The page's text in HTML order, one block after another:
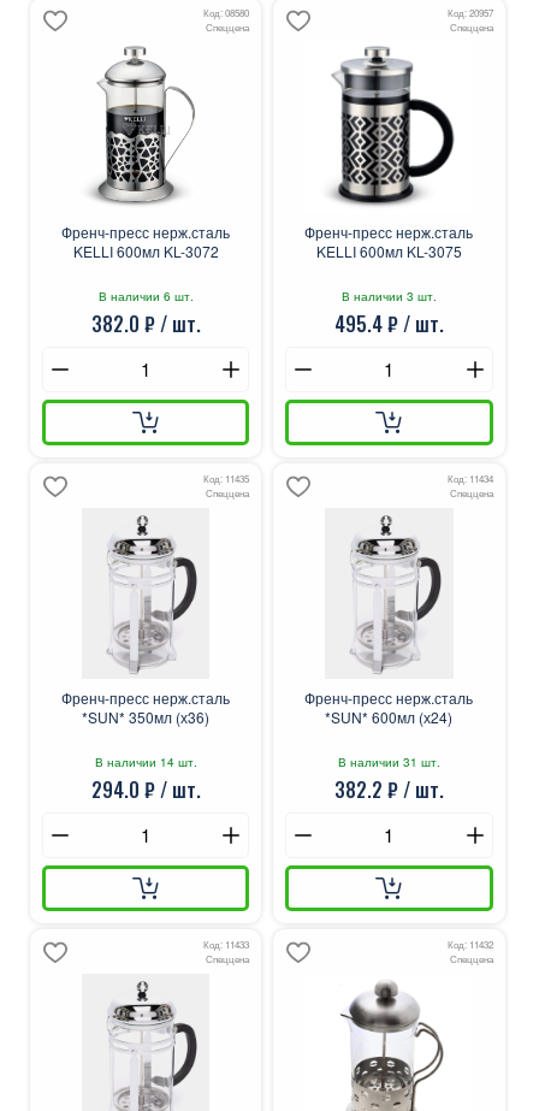
Код: 08580
Спеццена
Френч-пресс нерж.сталь
KELLI 600мл KL-3072
В наличии 6 шт.
382.0 ₽ / шт.
Код: 20957
Спеццена
Френч-пресс нерж.сталь
KELLI 600мл KL-3075
В наличии 3 шт.
495.4 ₽ / шт.
Код: 11435
Спеццена
Френч-пресс нерж.сталь
*SUN* 350мл (х36)
В наличии 14 шт.
294.0 ₽ / шт.
Код: 11434
Спеццена
Френч-пресс нерж.сталь
*SUN* 600мл (х24)
В наличии 31 шт.
382.2 ₽ / шт.
Код: 11433
Спеццена
Код: 11432
Спеццена